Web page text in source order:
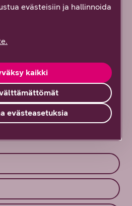
tiedon tältä sivulta?
evästeisiin ja hallinnoida
kaikki
evästeasetuksia